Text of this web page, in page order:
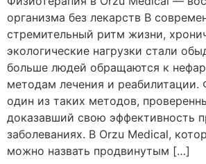
организма без лекарств В
стремительный ритм жизни,
экологические нагрузки стали
больше людей обращаются к
методам лечения и
один из таких методов,
доказавший свою эффективность
заболеваниях. В Orzu Medical,
можно назвать продвинутым […]